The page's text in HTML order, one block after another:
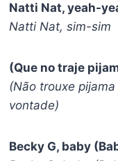
Natti Nat, yeah-
Natti Nat, sim-sim
(Que no traje
(Não trouxe
vontade)
Becky G, baby